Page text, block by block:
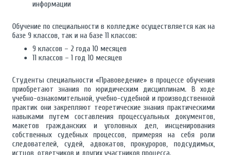
информации
Обучение по специальности в колледже осуществляется как на
базе 9 классов, так и на базе 11 классов:
9 классов – 2 года 10 месяцев
11 классов – 1 год 10 месяцев
Студенты специальности «Правоведение» в процессе обучения
приобретают знания по юридическим дисциплинам. В ходе
учебно-ознакомительной, учебно-судебной и производственной
практик они закрепляют теоретические знания практическими
навыками путем составления процессуальных документов,
макетов гражданских и уголовных дел, инсценирования
собственных судебных процессов, примеряя на себя роли
следователей, судей, адвокатов, прокуроров, подсудимых,
истцов, ответчиков и других участников процесса.